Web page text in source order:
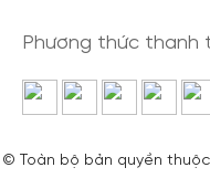
Phương thức thanh
© Toàn bộ bản quyền